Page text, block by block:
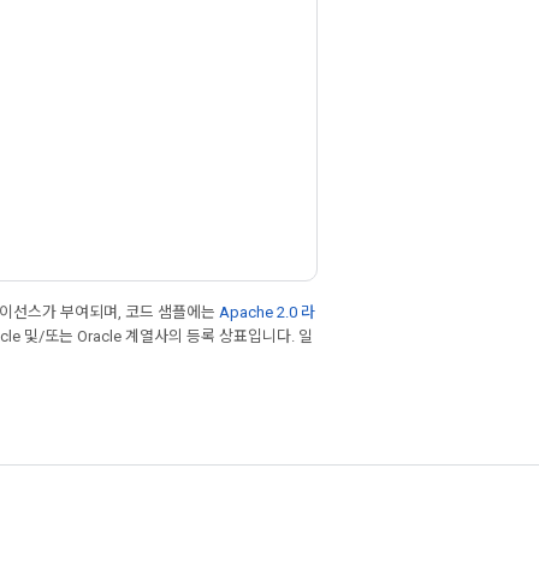
선스가 부여되며, 코드 샘플에는 Apache 2.0 라
및/또는 Oracle 계열사의 등록 상표입니다. 일